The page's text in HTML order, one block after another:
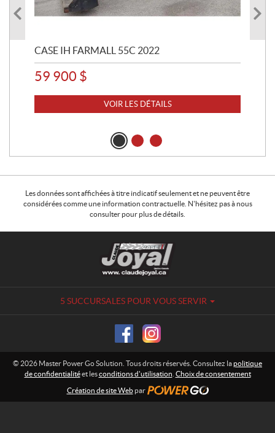
CASE IH FARMALL 55C 2022
59 900 $
VOIR LES DÉTAILS
Les données sont affichées à titre indicatif seulement et ne peuvent être
considérées comme une information contractuelle. N'hésitez pas à nous
consulter pour plus de détails.
5 SUCCURSALES POUR VOUS SERVIR
© 2026 Master Power Go Solution. Tous droits réservés. Consultez lapolitique
de confidentialitéet lesconditions d'utilisation Choix de consentement
Création de site Webpar